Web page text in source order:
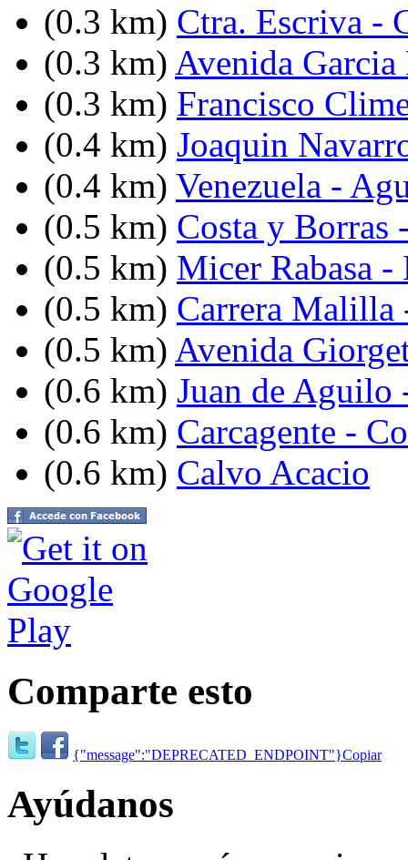
(0.3 km) Ctra. Escriva -
(0.3 km) Avenida
(0.3 km) Francisco
(0.4 km) Joaquin
(0.4 km) Venezuela -
(0.5 km) Costa y Borras
(0.5 km) Micer Rabasa -
(0.5 km) Carrera
(0.5 km) Avenida
(0.6 km) Juan de Aguilo
(0.6 km) Carcagente -
(0.6 km) Calvo Acacio
Comparte esto
{"message":"DEPRECATED_ENDPOINT"}Copiar
Ayúdanos